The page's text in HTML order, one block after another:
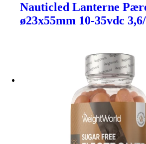
Nauticled Lanterne
ø23x55mm 10-35vdc